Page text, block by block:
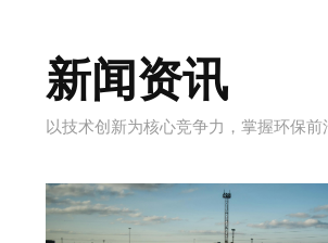
新闻资讯
以技术创新为核心竞争力，掌握环保前